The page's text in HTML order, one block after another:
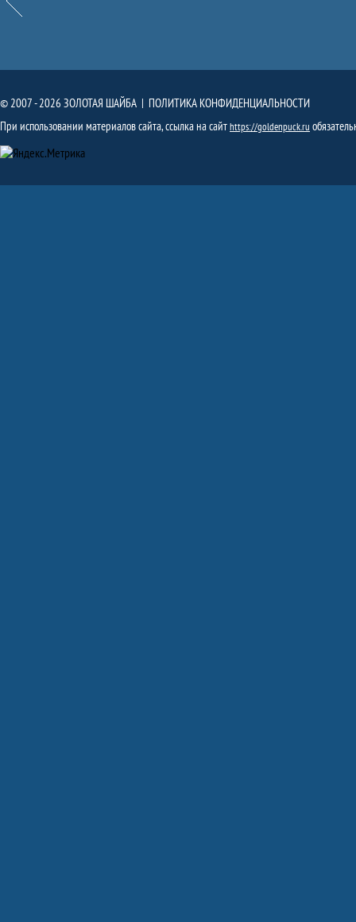
© 2007 - 2026 ЗОЛОТАЯ ШАЙБА | ПОЛИТИКА КОНФИДЕНЦИАЛЬНОСТИ
При использовании материалов сайта, ссылка на сайтhttps://goldenpuck.ru